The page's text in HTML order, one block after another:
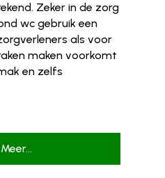
Zeker in de zorg
wc gebruik een
als voor
maken voorkomt
en zelfs